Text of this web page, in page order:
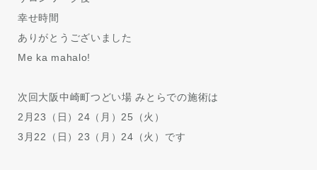
幸せ時間
ありがとうございました
Me ka mahalo!
次回大阪中崎町つどい場 みとらでの施術は
2月23（日）24（月）25（火）
3月22（日）23（月）24（火）です